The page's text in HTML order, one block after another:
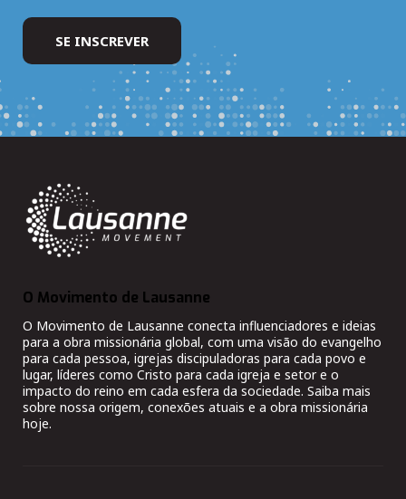
O Movimento de Lausanne
O Movimento de Lausanne conecta influenciadores e ideias
para a obra missionária global, com uma visão do evangelho
para cada pessoa, igrejas discipuladoras para cada povo e
lugar, líderes como Cristo para cada igreja e setor e o
impacto do reino em cada esfera da sociedade. Saiba mais
sobre nossa origem, conexões atuais e a obra missionária
hoje.